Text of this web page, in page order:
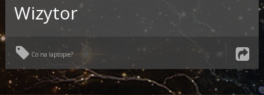
Wizytor
Co na laptopie?